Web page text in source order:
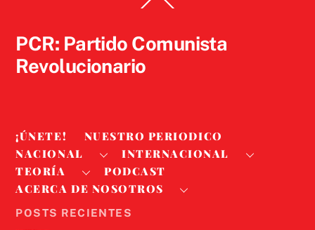
To
PCR: Partido Comunista
Revolucionario
¡ÚNETE!
NUESTRO PERIODICO
NACIONAL
INTERNACIONAL
TEORÍA
PODCAST
ACERCA DE NOSOTROS
POSTS RECIENTES